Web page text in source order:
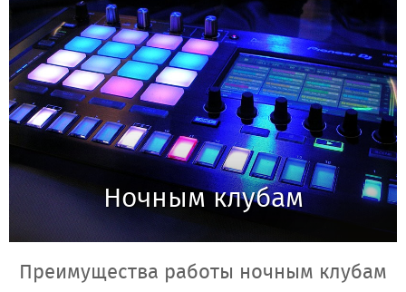
Ночным клубам
Преимущества работы ночным клубам